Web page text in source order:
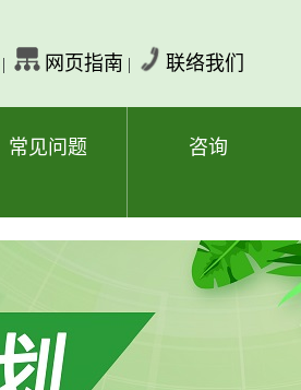
| 网页指南 | 联络我们
常见问题 咨询